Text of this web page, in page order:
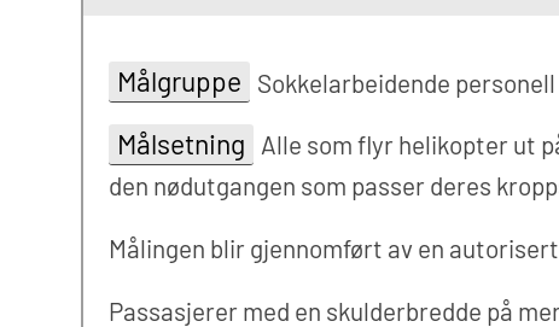
Målgruppe Sokkelarbeidende
Målsetning Alle som flyr helikopter ut
den nødutgangen som passer deres
Målingen blir gjennomført av en
Passasjerer med en skulderbredde på